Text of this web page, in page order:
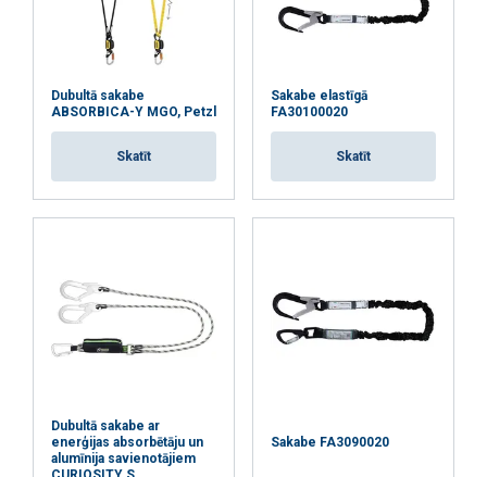
Dubultā sakabe
ABSORBICA-Y MGO, Petzl
Skatīt
Sakabe elastīgā
FA30100020
Skatīt
Dubultā sakabe ar
enerģijas absorbētāju un
alumīnija savienotājiem
Sakabe FA3090020
nepieciešamie
Funkcionalitātes Neklasificētie
RĀDĪT DETAĻAS